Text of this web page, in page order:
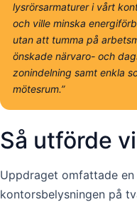
lysrörsarmaturer i vårt
och ville minska
utan att tumma på
önskade närvaro- och
zonindelning samt enkla
mötesrum.”
Så utförde
Uppdraget omfattade
kontorsbelysningen på